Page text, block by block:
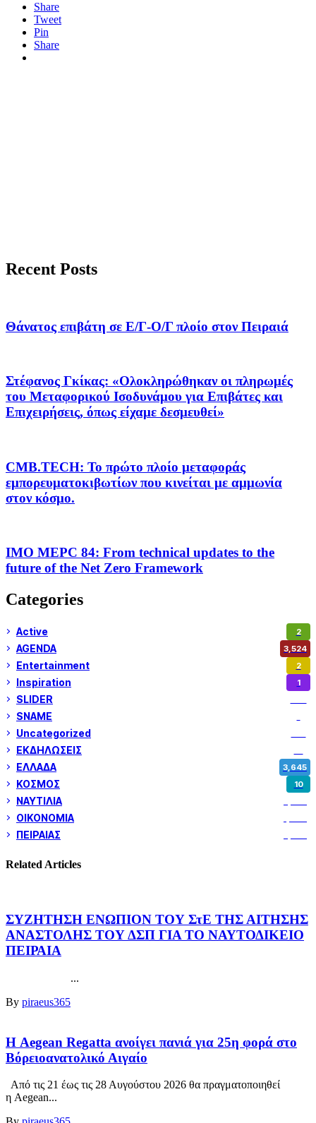
Share
Tweet
Pin
Share
Recent Posts
Θάνατος επιβάτη σε Ε/Γ-Ο/Γ πλοίο στον Πειραιά
Στέφανος Γκίκας: «Ολοκληρώθηκαν οι πληρωμές
του Μεταφορικού Ισοδυνάμου για Επιβάτες και
Επιχειρήσεις, όπως είχαμε δεσμευθεί»
CMB.TECH: To πρώτο πλοίο μεταφοράς
εμπορευματοκιβωτίων που κινείται με αμμωνία
στον κόσμο.
IMO MEPC 84: From technical updates to the
future of the Net Zero Framework
Categories
Active 2
AGENDA 3,524
Entertainment 2
Inspiration 1
SLIDER
SNAME
Uncategorized
ΕΚΔΗΛΩΣΕΙΣ
ΕΛΛΑΔΑ 3,645
ΚΟΣΜΟΣ 10
ΝΑΥΤΙΛΙΑ
ΟΙΚΟΝΟΜΙΑ
ΠΕΙΡΑΙΑΣ
Related Articles
ΣΥΖΗΤΗΣΗ ΕΝΩΠΙΟΝ ΤΟΥ ΣτΕ ΤΗΣ ΑΙΤΗΣΗΣ
ΑΝΑΣΤΟΛΗΣ ΤΟΥ ΔΣΠ ΓΙΑ ΤΟ ΝΑΥΤΟΔΙΚΕΙΟ
ΠΕΙΡΑΙΑ
...
By piraeus365
Η Aegean Regatta ανοίγει πανιά για 25η φορά στο
Βόρειοανατολικό Αιγαίο
Από τις 21 έως τις 28 Αυγούστου 2026 θα πραγματοποιηθεί
η Aegean...